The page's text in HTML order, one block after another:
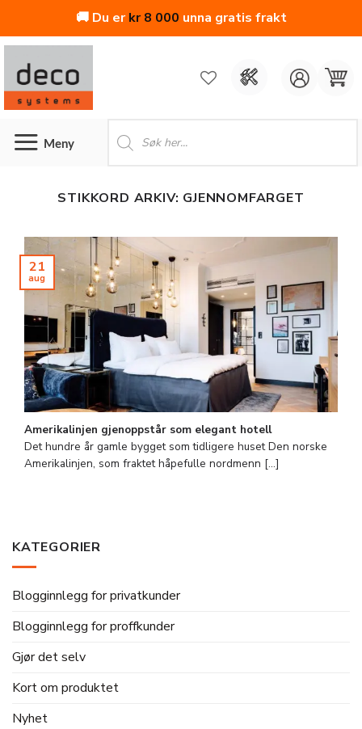
🚚 Du erkr8 000 unna gratis frakt
Skip
content
search
STIKKORD ARKIV: GJENNOMFARGET
KATEGORIER
Blogginnlegg for privatkunder
Blogginnlegg for proffkunder
Gjør det selv
Kort om produktet
Nyhet
Amerikalinjen gjenoppstår som elegant hotell
Det hundre år gamle bygget som tidligere huset Den norske
Amerikalinjen, som fraktet håpefulle nordmenn [...]
21
aug